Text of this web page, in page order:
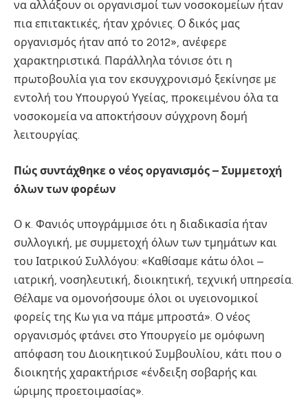
να αλλάξουν οι οργανισμοί των νοσοκομείων ήταν
πια επιτακτικές, ήταν χρόνιες. Ο δικός μας
οργανισμός ήταν από το 2012», ανέφερε
χαρακτηριστικά. Παράλληλα τόνισε ότι η
πρωτοβουλία για τον εκσυγχρονισμό ξεκίνησε με
εντολή του Υπουργού Υγείας, προκειμένου όλα τα
νοσοκομεία να αποκτήσουν σύγχρονη δομή
λειτουργίας.
Πώς συντάχθηκε ο νέος οργανισμός – Συμμετοχή
όλων των φορέων
Ο κ. Φανιός υπογράμμισε ότι η διαδικασία ήταν
συλλογική, με συμμετοχή όλων των τμημάτων και
του Ιατρικού Συλλόγου: «Καθίσαμε κάτω όλοι –
ιατρική, νοσηλευτική, διοικητική, τεχνική υπηρεσία.
Θέλαμε να ομονοήσουμε όλοι οι υγειονομικοί
φορείς της Κω για να πάμε μπροστά». Ο νέος
οργανισμός φτάνει στο Υπουργείο με ομόφωνη
απόφαση του Διοικητικού Συμβουλίου, κάτι που ο
διοικητής χαρακτήρισε «ένδειξη σοβαρής και
ώριμης προετοιμασίας».